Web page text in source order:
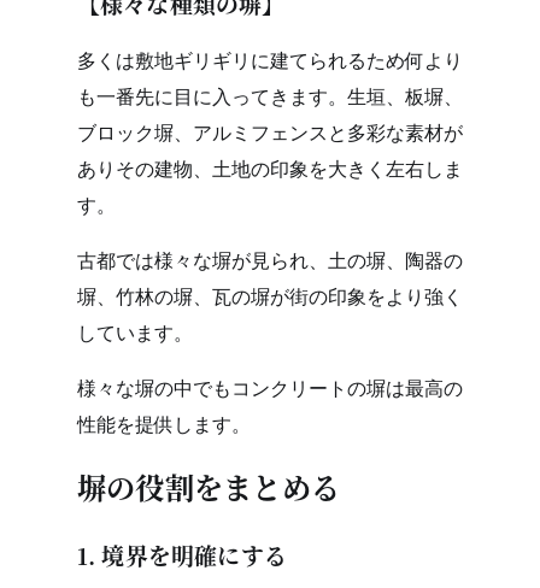
多くは敷地ギリギリに建てられるため何より
も一番先に目に入ってきます。生垣、板塀、
ブロック塀、アルミフェンスと多彩な素材が
ありその建物、土地の印象を大きく左右しま
す。
古都では様々な塀が見られ、土の塀、陶器の
塀、竹林の塀、瓦の塀が街の印象をより強く
しています。
様々な塀の中でもコンクリートの塀は最高の
性能を提供します。
塀の役割をまとめる
1. 境界を明確にする